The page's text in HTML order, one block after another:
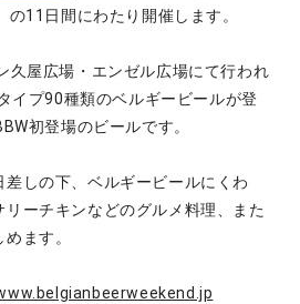
11日間にわたり開催します。
久屋広場・エンゼル広場にて行われ
イプ90種類のベルギービールが登
初登場のビールです。
しの下、ベルギービールにくわ
リーチキンなどのグルメ料理、また
ます。